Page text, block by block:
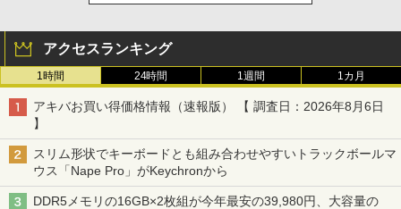
アクセスランキング
1時間 24時間 1週間 1カ月
アキバお買い得価格情報（速報版） 【 調査日：2026年8月6日
】
スリム形状でキーボードとも組み合わせやすいトラックボールマ
ウス「Nape Pro」がKeychronから
DDR5メモリの16GB×2枚組が今年最安の39,980円、大容量の